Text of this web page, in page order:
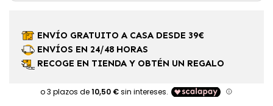
ENVÍO GRATUITO A CASA DESDE 39€
ENVÍOS EN 24/48 HORAS
RECOGE EN TIENDA Y OBTÉN UN REGALO